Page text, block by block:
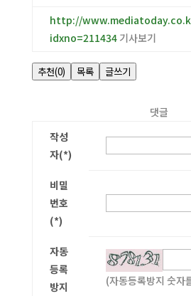
http://
idxno=211434기사보기
추천(0) 목록 글쓰기
댓글
작성
자(*)
비밀
번호
(*)
자동
등록
방지
(자동등록방지 숫자